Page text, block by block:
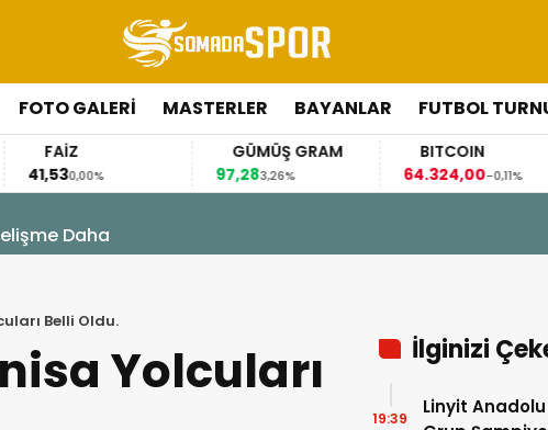
FOTO GALERI MASTERLER BAYANLAR FUTBOL
0,00%
GÜMÜŞ GRAM
3,26%
BITCOIN
64.324,00-0,11%
Daha
Belli Oldu.
Yolcuları
İlginizi
Linyit
19:39